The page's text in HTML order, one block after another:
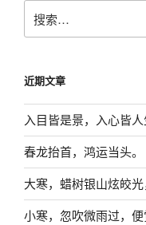
搜
索：
近期文章
入目皆是景，入心皆人
春龙抬首，鸿运当头。
大寒，蜡树银山炫皎光
小寒，忽吹微雨过，便